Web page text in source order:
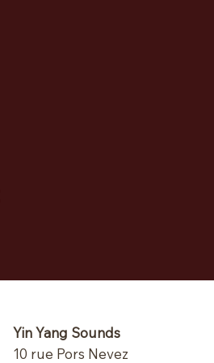
Yin Yang Sounds
10 rue Pors Nevez